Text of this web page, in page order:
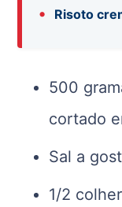
• Risoto
500
cortado
Sal a
1/2